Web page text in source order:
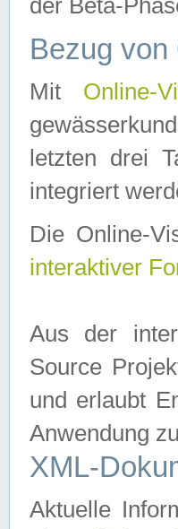
der Beta-
Bezug von
Mit Online-
letzten drei
integriert
Die Online-
interaktiver
Aus der
Source
und erlaubt
Anwendung
XML-
Aktuelle